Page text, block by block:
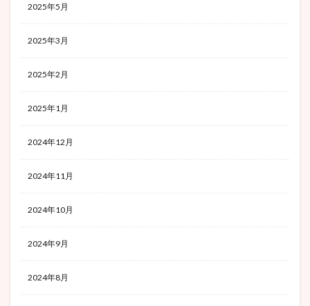
2025年5月
2025年3月
2025年2月
2025年1月
2024年12月
2024年11月
2024年10月
2024年9月
2024年8月